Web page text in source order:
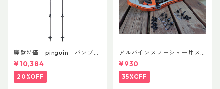
廃盤特価 pinguin バンブー
FLフォーム(ペア)
¥10,384
20%OFF
アルパインスノーシュー用ス
トラップキャッチ(ペア)
¥930
35%OFF